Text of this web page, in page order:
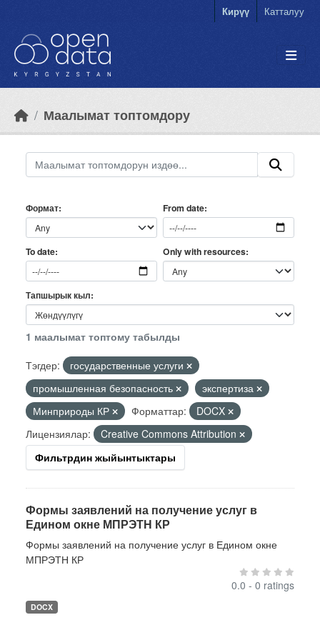
Кирүү Катталуу
Маалымат топтомдору
Формат From date
To date Only with resources
Тапшырык кыл
1 маалымат топтому табылды
Тэгдер:
государственные услуги
промышленная безопасность
экспертиза
Минприроды КР
Форматтар:
DOCX
Лицензиялар:
Creative Commons Attribution
Фильтрдин жыйынтыктары
Формы заявлений на получение услуг в
Едином окне МПРЭТН КР
Формы заявлений на получение услуг в Едином окне
МПРЭТН КР
0.0 - 0 ratings
DOCX